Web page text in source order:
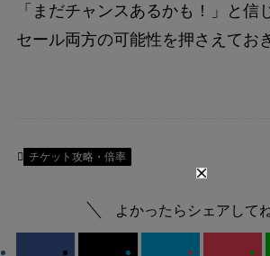
「まだチャンスあるかも！」と信
セール両方の可能性を押さえてお
チケット攻略・倍率
よかったらシェアして